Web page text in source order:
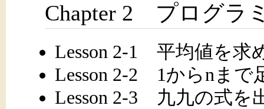
Chapter 2 プログラ
Lesson 2-1 平均値を求
Lesson 2-2 1からnまで
Lesson 2-3 九九の式を